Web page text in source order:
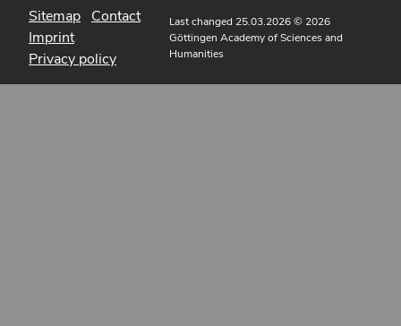
Sitemap Contact
Imprint
Privacy policy
Last changed 25.03.2026© 2026
Göttingen Academy of Sciences and
Humanities